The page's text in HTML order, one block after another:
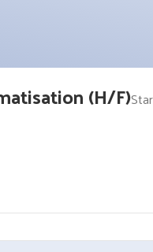
(H/F)